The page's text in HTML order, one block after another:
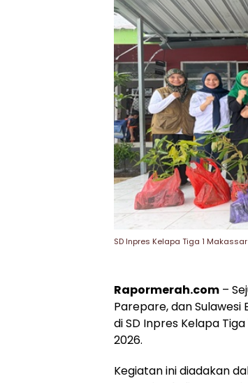
SD Inpres Kelapa Tiga 1
Rapormerah.com –
Parepare, dan
di SD Inpres Kelapa
2026.
Kegiatan ini diadakan